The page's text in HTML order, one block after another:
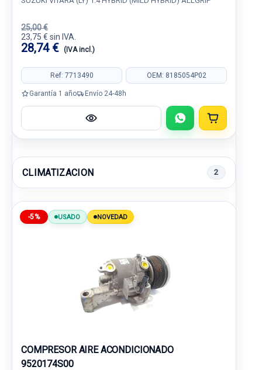
25,00 €
23,75 € sin IVA.
28,74 € (IVA incl.)
Ref: 7713490 OEM: 8185054P02
Garantía 1 año Envío 24-48h
CLIMATIZACION 2
-5% USADO NOVEDAD
COMPRESOR AIRE ACONDICIONADO
9520174S00